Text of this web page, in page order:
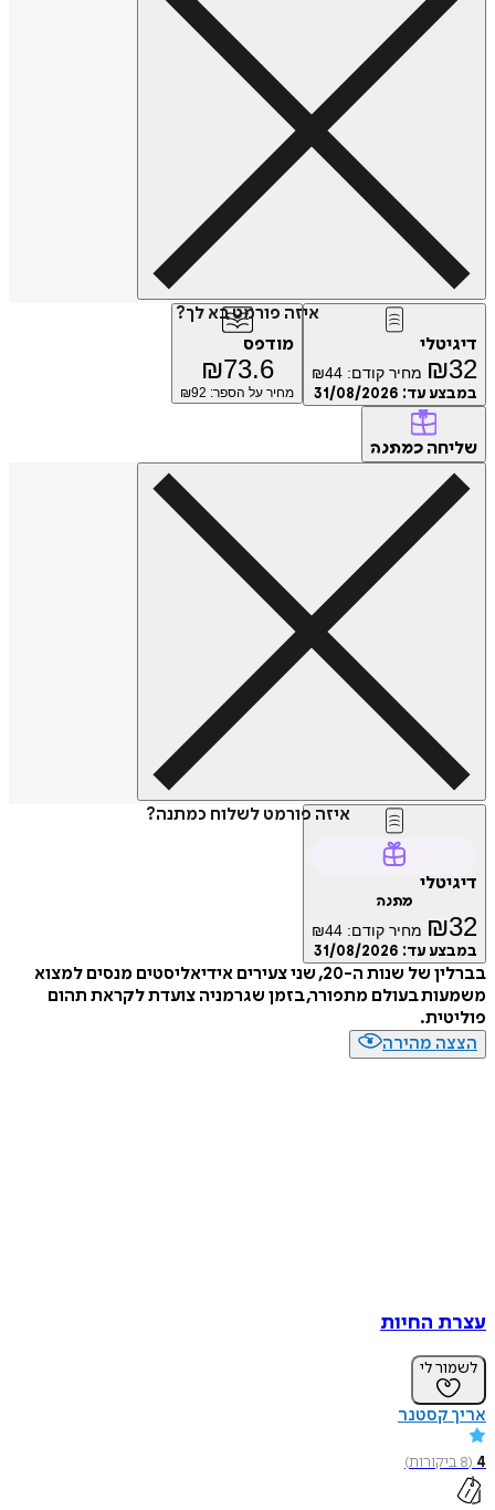
איזה פורמט בא לך?
דיגיטלי
₪32 מחיר קודם: ₪44
במבצע עד: 31/08/2026
מודפס
₪73.6
מחיר על הספר: ₪ 92
שליחה כמתנה
איזה פורמט לשלוח כמתנה?
דיגיטלי
מתנה
₪32 מחיר קודם: ₪44
במבצע עד: 31/08/2026
בברלין של שנות ה-20, שני צעירים אידיאליסטים מנסים למצוא
משמעות בעולם מתפורר, בזמן שגרמניה צועדת לקראת תהום
פוליטית.
הצצה מהירה
עצרת החיות
לשמור לי
אריך קסטנר
4
(
8ביקורות)